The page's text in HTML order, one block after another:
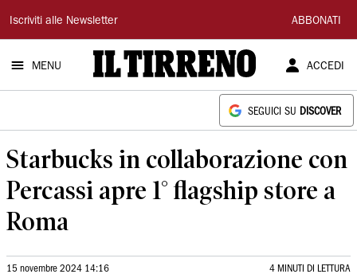
Il
Tirreno
Iscriviti alle Newsletter ABBONATI
MENU ACCEDI
SEGUICI SU DISCOVER
Starbucks in collaborazione con
Percassi apre 1° flagship store a
Roma
15 novembre 2024 14:16 4 MINUTI DI LETTURA